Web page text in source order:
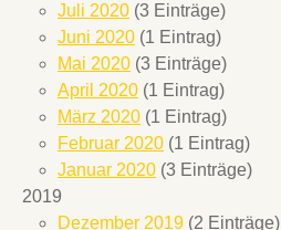
Juli 2020 (3 Einträge)
Juni 2020 (1 Eintrag)
Mai 2020 (3 Einträge)
April 2020 (1 Eintrag)
März 2020 (1 Eintrag)
Februar 2020 (1 Eintrag)
Januar 2020 (3 Einträge)
2019
Dezember 2019 (2 Einträge)